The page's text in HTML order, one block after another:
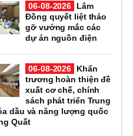
06-08-2026
Lâm
Đồng quyết liệt tháo
gỡ vướng mắc các
dự án nguồn điện
06-08-2026
Khẩn
trương hoàn thiện đề
xuất cơ chế, chính
sách phát triển Trung
dầu và năng lượng quốc
Quất